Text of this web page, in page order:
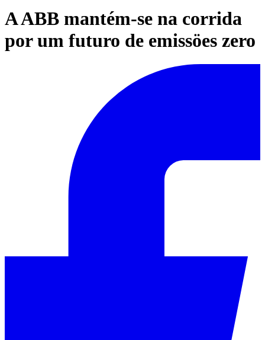
A ABB mantém-se na corrida
por um futuro de emissöes zero